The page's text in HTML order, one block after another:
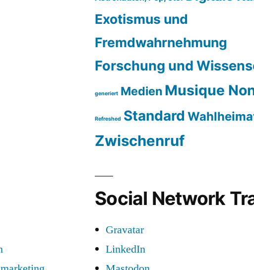
Exotismus und
Fremdwahrnehmung
Forschung und
generiert Medien Musique
Refreshed Standard
Zwischenruf
Social Network
Gravatar
LinkedIn